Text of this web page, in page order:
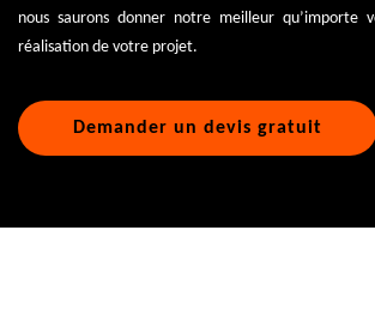
nous saurons donner notre meilleur qu’importe
réalisation de votre projet.
Demander un devis gratuit